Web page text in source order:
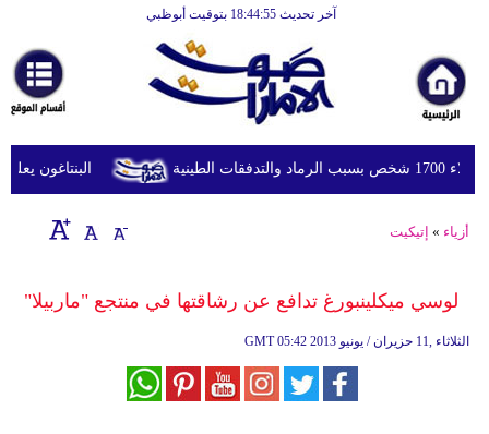
آخر تحديث 18:44:55 بتوقيت أبوظبي
أخبارعاجلة
رياضة
ثقافة
إقتصاد
وموسيقى
البنتاغون يعلن
أزياء » إتيكيت
لوسي ميكلينبورغ تدافع عن رشاقتها في منتجع "ماربيلا"
GMT 05:42 2013 الثلاثاء ,11 حزيران / يونيو